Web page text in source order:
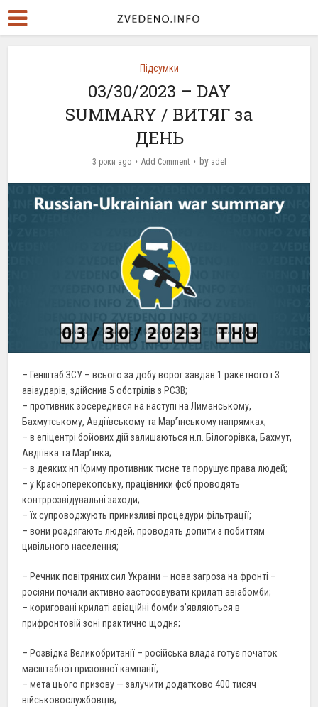
Підсумки
03/30/2023 – DAY
SUMMARY / ВИТЯГ за
ДЕНЬ
3 роки ago Add Comment by adel
– Генштаб ЗСУ – всього за добу ворог завдав 1 ракетного і 3
авіаударів, здійснив 5 обстрілів з РСЗВ;
– противник зосередився на наступі на Лиманському,
Бахмутському, Авдіївському та Мар’їнському напрямках;
– в епіцентрі бойових дій залишаються н.п. Білогорівка, Бахмут,
Авдіївка та Мар’їнка;
– в деяких нп Криму противник тисне та порушує права людей;
– у Красноперекопську, працівники фсб проводять
контррозвідувальні заходи;
– їх супроводжують принизливі процедури фільтрації;
– вони роздягають людей, проводять допити з побиттям
цивільного населення;
– Речник повітряних сил України – нова загроза на фронті –
росіяни почали активно застосовувати крилаті авіабомби;
– кориговані крилаті авіаційні бомби з’являються в
прифронтовій зоні практично щодня;
– Розвідка Великобританії – російська влада готує початок
масштабної призовної кампанії;
– мета цього призову — залучити додатково 400 тисяч
військовослужбовців;